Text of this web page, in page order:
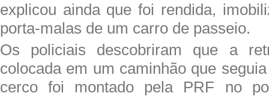
explicou ainda que foi rendida,
porta-malas de um carro de passeio.
Os policiais descobriram que a
colocada em um caminhão que
cerco foi montado pela PRF no